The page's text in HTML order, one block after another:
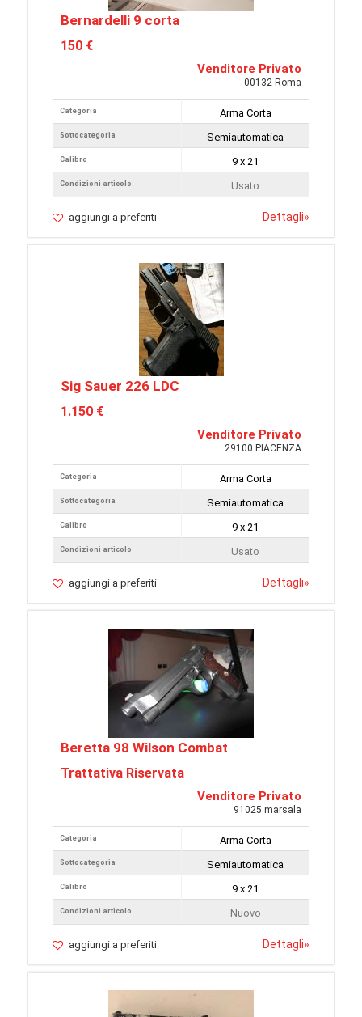
Bernardelli 9 corta
150 €
Venditore Privato
00132 Roma
Categoria
Sottocategoria
Calibro
Condizioni articolo
Arma Corta
Semiautomatica
9 x 21
Usato
aggiungi a preferiti Dettagli»
Sig Sauer 226 LDC
1.150 €
Venditore Privato
29100 PIACENZA
Categoria
Sottocategoria
Calibro
Condizioni articolo
Arma Corta
Semiautomatica
9 x 21
Usato
aggiungi a preferiti Dettagli»
Beretta 98 Wilson Combat
Trattativa Riservata
Venditore Privato
91025 marsala
Categoria
Sottocategoria
Calibro
Condizioni articolo
Arma Corta
Semiautomatica
9 x 21
Nuovo
aggiungi a preferiti Dettagli»